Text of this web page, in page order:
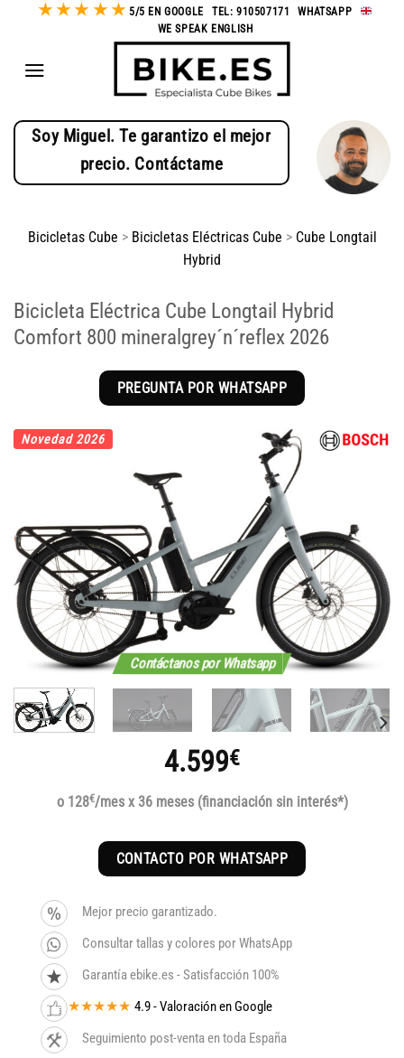
★★ ★ ★★ 5/5 EN GOOGLE TEL: 910507171 -WHATSAPP
WE SPEAK ENGLISH
Soy Miguel. Te garantizo el mejor
precio. Contáctame
Bicicletas Cube > Bicicletas Eléctricas Cube > Cube Longtail
Hybrid
Bicicleta Eléctrica Cube Longtail Hybrid
Comfort 800 mineralgrey´n´reflex 2026
PREGUNTA POR WHATSAPP
Contáctanos por Whatsapp
Novedad 2026
4.599€
o 128€/mes x 36 meses (financiación sin interés*)
CONTACTO POR WHATSAPP
Mejor precio garantizado.
Consultar tallas y colores por WhatsApp
Garantía ebike.es - Satisfacción 100%
★★★★★ 4.9 - Valoración en Google
Seguimiento post-venta en toda España